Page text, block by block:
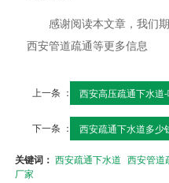
感谢阅读本文章，我们
西安管道疏通等更多信息
上一条 ： 西安高压疏通下水道-
下一条 ： 西安疏通下水道多少
关键词：西安疏通下水道 西安管道
厂家